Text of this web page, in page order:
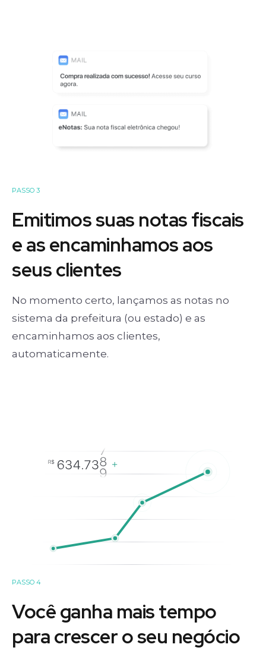
PASSO 3
Emitimos suas notas fiscais
e as encaminhamos aos
seus clientes
No momento certo, lançamos as notas no
sistema da prefeitura (ou estado) e as
encaminhamos aos clientes,
automaticamente.
PASSO 4
Você ganha mais tempo
para crescer o seu negócio